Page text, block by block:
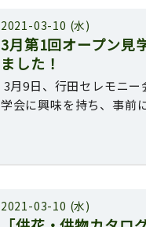
2021-03-10 (水)
3月第1回オープン見
ました！
3月9日、行田セレモニ
学会に興味を持ち、事前
2021-03-10 (水)